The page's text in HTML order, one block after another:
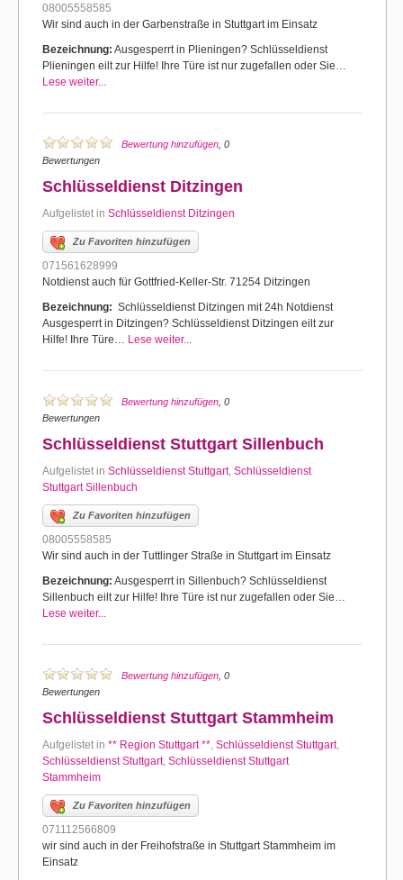
08005558585
Wir sind auch in der Garbenstraße in Stuttgart im Einsatz
Bezeichnung: Ausgesperrt in Plieningen? Schlüsseldienst
Plieningen eilt zur Hilfe! Ihre Türe ist nur zugefallen oder Sie…
Lese weiter...
Bewertung hinzufügen , 0
Bewertungen
Schlüsseldienst Ditzingen
Aufgelistet in Schlüsseldienst Ditzingen
Zu Favoriten hinzufügen
071561628999
Notdienst auch für Gottfried-Keller-Str. 71254 Ditzingen
Bezeichnung: Schlüsseldienst Ditzingen mit 24h Notdienst
Ausgesperrt in Ditzingen? Schlüsseldienst Ditzingen eilt zur
Hilfe! Ihre Türe… Lese weiter...
Bewertung hinzufügen , 0
Bewertungen
Schlüsseldienst Stuttgart Sillenbuch
Aufgelistet in Schlüsseldienst Stuttgart, Schlüsseldienst
Stuttgart Sillenbuch
Zu Favoriten hinzufügen
08005558585
Wir sind auch in der Tuttlinger Straße in Stuttgart im Einsatz
Bezeichnung: Ausgesperrt in Sillenbuch? Schlüsseldienst
Sillenbuch eilt zur Hilfe! Ihre Türe ist nur zugefallen oder Sie…
Lese weiter...
Bewertung hinzufügen , 0
Bewertungen
Schlüsseldienst Stuttgart Stammheim
Aufgelistet in ** Region Stuttgart **, Schlüsseldienst Stuttgart,
Schlüsseldienst Stuttgart, Schlüsseldienst Stuttgart
Stammheim
Zu Favoriten hinzufügen
071112566809
wir sind auch in der Freihofstraße in Stuttgart Stammheim im
Einsatz